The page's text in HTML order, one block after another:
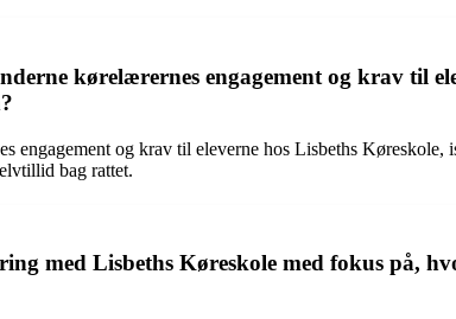
kørelærernes engagement og krav til
engagement og krav til eleverne hos Lisbeths
bag rattet.
med Lisbeths Køreskole med fokus på,